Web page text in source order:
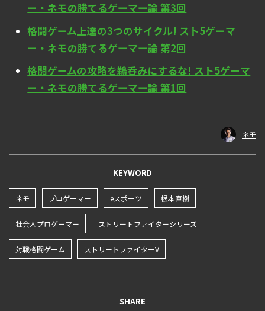
ー・ネモの勝てるゲーマー論 第3回
格闘ゲーム上達の3つのサイクル! スト5ゲーマ
ー・ネモの勝てるゲーマー論 第2回
格闘ゲームの攻略を鵜呑みにするな! スト5ゲーマ
ー・ネモの勝てるゲーマー論 第1回
ネモ
KEYWORD
ネモ プロゲーマー eスポーツ 根本直樹
社会人プロゲーマー ストリートファイターシリーズ
対戦格闘ゲーム ストリートファイターV
SHARE